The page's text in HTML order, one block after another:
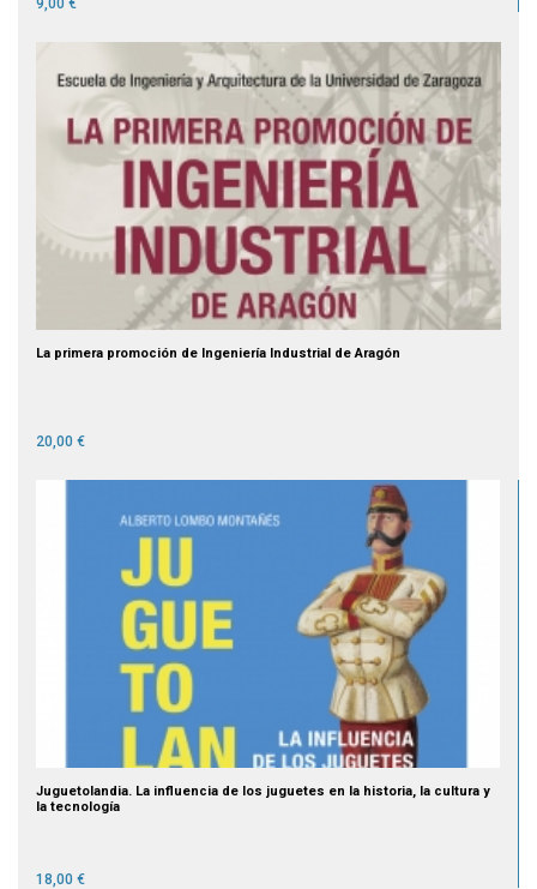
La primera promoción de Ingeniería Industrial de Aragón
20,00 €
Juguetolandia. La influencia de los juguetes en la historia, la cultura y
la tecnología
18,00 €